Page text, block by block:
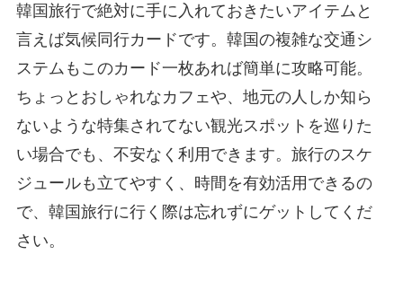
韓国旅行で絶対に手に入れておきたいアイテムと
言えば気候同行カードです。韓国の複雑な交通シ
ステムもこのカード一枚あれば簡単に攻略可能。
ちょっとおしゃれなカフェや、地元の人しか知ら
ないような特集されてない観光スポットを巡りた
い場合でも、不安なく利用できます。旅行のスケ
ジュールも立てやすく、時間を有効活用できるの
で、韓国旅行に行く際は忘れずにゲットしてくだ
さい。